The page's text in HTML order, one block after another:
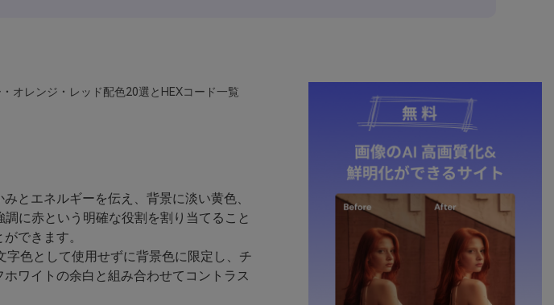
オレンジ・レッド配色20選とHEXコード一覧
とエネルギーを伝え、背景に淡い黄色、
に赤という明確な役割を割り当てること
できます。
色として使用せずに背景色に限定し、チ
ワイトの余白と組み合わせてコントラス